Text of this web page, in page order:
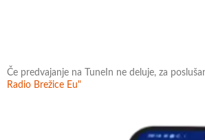
Če predvajanje na TuneIn ne deluje, za
Radio Brežice Eu"